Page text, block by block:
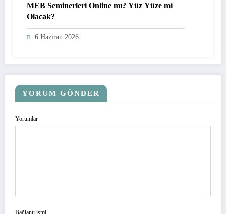
MEB Seminerleri Online mı? Yüz Yüze mi
Olacak?
6 Haziran 2026
YORUM GÖNDER
Yorumlar